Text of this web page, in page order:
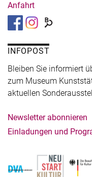
Anfahrt
INFOPOST
Bleiben Sie informiert
zum Museum
aktuellen
Newsletter abonnieren
Einladungen und